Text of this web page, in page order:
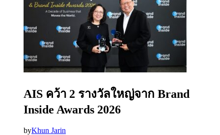
AIS คว้า 2 รางวัลใหญ่จาก Brand
Inside Awards 2026
byKhun Jarin